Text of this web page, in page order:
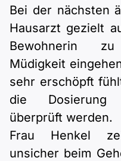
Bei der nächsten
Hausarzt gezielt
Bewohnerin
Müdigkeit
sehr erschöpft
die Dosierung
überprüft werden.
Frau Henkel
unsicher beim